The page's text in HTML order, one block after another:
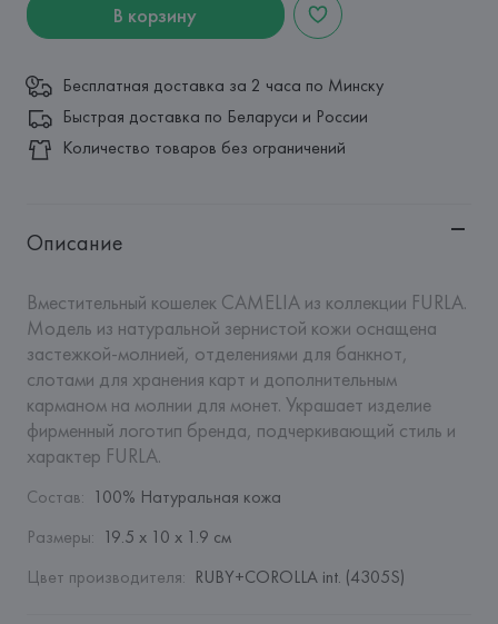
В корзину
Бесплатная доставка за 2 часа по Минску
Быстрая доставка по Беларуси и России
Количество товаров без ограничений
Описание
Вместительный кошелек CAMELIA из коллекции FURLA.
Модель из натуральной зернистой кожи оснащена
застежкой-молнией, отделениями для банкнот,
слотами для хранения карт и дополнительным
карманом на молнии для монет. Украшает изделие
фирменный логотип бренда, подчеркивающий стиль и
характер FURLA.
Состав: 100% Натуральная кожа
Размеры: 19.5 х 10 х 1.9 см
Цвет производителя: RUBY+COROLLA int. (4305S)